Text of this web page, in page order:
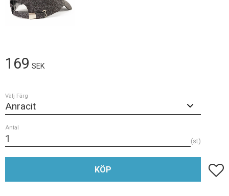
169 SEK
Välj Färg
Antal
st
KÖP Lägg